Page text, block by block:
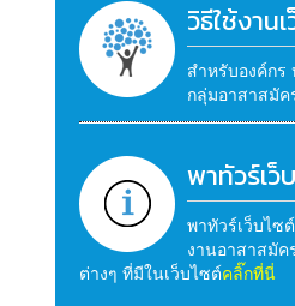
วิธีใช้งาน
สำหรับองค์กร
กลุ่มอาสาสมัค
พาทัวร์เว็
พาทัวร์เว็บไซ
งานอาสาสมัค
ต่างๆ ที่มีในเว็บไซต์คลิ๊กที่นี่